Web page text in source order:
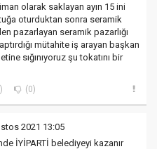
olarak saklayan ayın 15 ini
oturduktan sonra seramik
pazarlayan seramik pazarlığı
mütahite iş arayan başkan
sığınıyoruz şu tokatını bir
(0)
2021 13:05
İYİPARTİ belediyeyi kazanır